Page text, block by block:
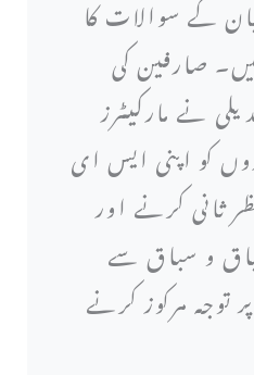
کے سوالات کا
صارفین کی
نے مارکیٹرز
کو اپنی ایس ای
ثانی کرنے اور
و سباق سے
توجہ مرکوز کرنے